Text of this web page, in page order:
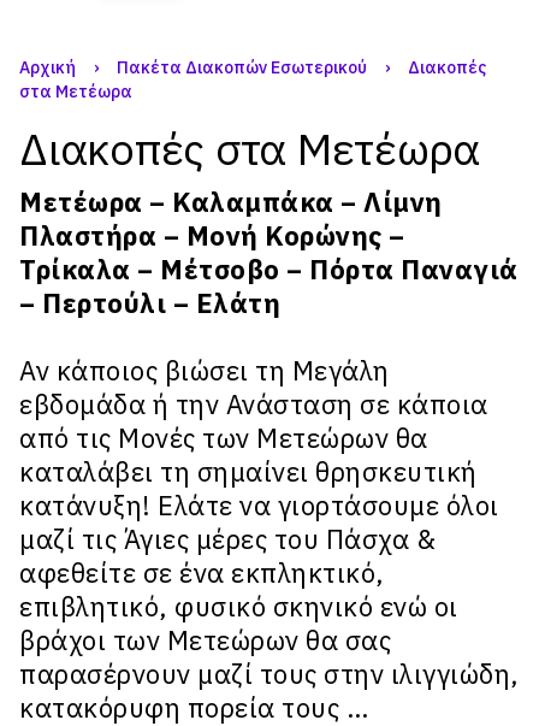
Αρχική › Πακέτα Διακοπών Εσωτερικού ›
Διακοπές
στα Μετέωρα
Διακοπές στα Μετέωρα
Μετέωρα – Καλαμπάκα – Λίμνη
Πλαστήρα – Μονή Κορώνης –
Τρίκαλα – Μέτσοβο – Πόρτα Παναγιά
– Περτούλι – Ελάτη
Αν κάποιος βιώσει τη Μεγάλη
εβδομάδα ή την Ανάσταση σε κάποια
από τις Μονές των Μετεώρων θα
καταλάβει τη σημαίνει θρησκευτική
κατάνυξη! Ελάτε να γιορτάσουμε όλοι
μαζί τις Άγιες μέρες του Πάσχα &
αφεθείτε σε ένα εκπληκτικό,
επιβλητικό, φυσικό σκηνικό ενώ οι
βράχοι των Μετεώρων θα σας
παρασέρνουν μαζί τους στην ιλιγγιώδη,
κατακόρυφη πορεία τους …